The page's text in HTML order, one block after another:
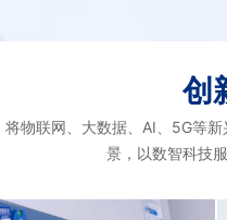
创
将物联网、大数据、AI、5G等
景，以数智科技